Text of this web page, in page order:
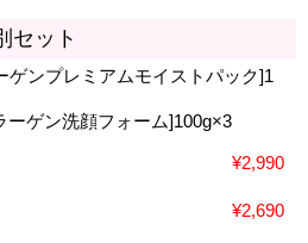
セット
ゲンプレミアムモイストパック]1
ーゲン洗顔フォーム]100g×3
¥2,990
¥2,690